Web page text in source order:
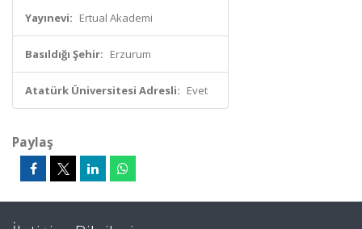
Yayınevi: Ertual Akademi
Basıldığı Şehir: Erzurum
Atatürk Üniversitesi Adresli: Evet
Paylaş